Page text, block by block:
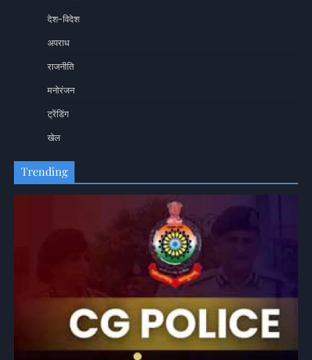
देश-विदेश
अपराध
राजनीति
मनोरंजन
ट्रेंडिंग
खेल
Trending